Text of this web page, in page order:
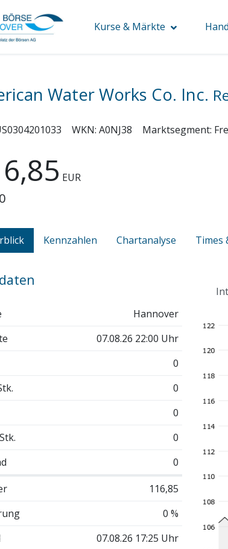
Kurse & Märkte
Water Works Co. Inc.
WKN: A0NJ38 Marktsegment:
EUR
0
Kennzahlen Chartanalyse Times
Hannover
07.08.26 22:00 Uhr
0
0
0
0
0
116,85
0 %
07.08.26 17:25 Uhr